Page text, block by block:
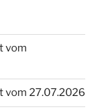
vom
vom 27.07.2026